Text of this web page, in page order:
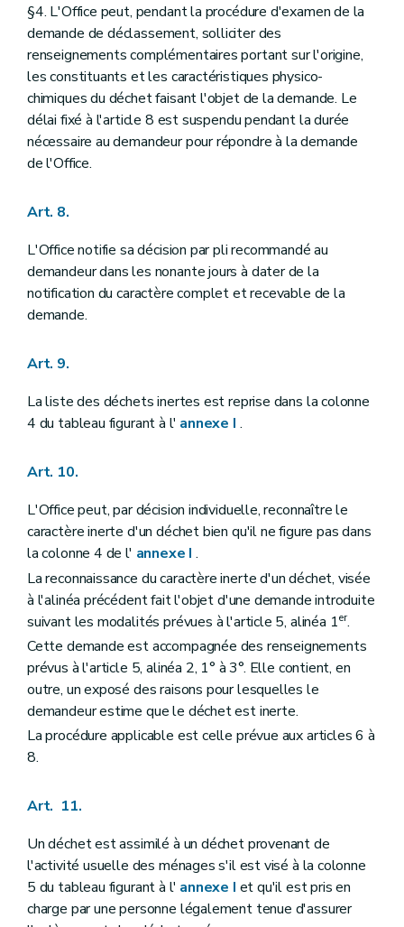
§4. L'Office peut, pendant la procédure d'examen de la
demande de déclassement, solliciter des
renseignements complémentaires portant sur l'origine,
les constituants et les caractéristiques physico-
chimiques du déchet faisant l'objet de la demande. Le
délai fixé à l'article 8 est suspendu pendant la durée
nécessaire au demandeur pour répondre à la demande
de l'Office.
Art. 8.
L'Office notifie sa décision par pli recommandé au
demandeur dans les nonante jours à dater de la
notification du caractère complet et recevable de la
demande.
Art. 9.
La liste des déchets inertes est reprise dans la colonne
4 du tableau figurant à l' annexe I .
Art. 10.
L'Office peut, par décision individuelle, reconnaître le
caractère inerte d'un déchet bien qu'il ne figure pas dans
la colonne 4 de l' annexe I .
La reconnaissance du caractère inerte d'un déchet, visée
à l'alinéa précédent fait l'objet d'une demande introduite
suivant les modalités prévues à l'article 5, alinéa 1er.
Cette demande est accompagnée des renseignements
prévus à l'article 5, alinéa 2, 1° à 3°. Elle contient, en
outre, un exposé des raisons pour lesquelles le
demandeur estime que le déchet est inerte.
La procédure applicable est celle prévue aux articles 6 à
8.
Art. 11.
Un déchet est assimilé à un déchet provenant de
l'activité usuelle des ménages s'il est visé à la colonne
5 du tableau figurant à l' annexe I et qu'il est pris en
charge par une personne légalement tenue d'assurer